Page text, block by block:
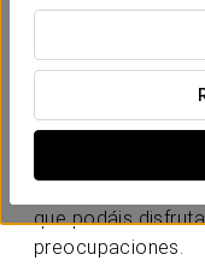
recuerdo
Imaginad decir
Vesubio como
y Capri
hotel combina la
que podáis
preocupaciones.